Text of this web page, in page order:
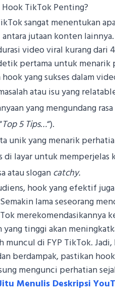
TikTok Penting?
sangat menentukan
jutaan konten lainnya.
video viral kurang dari
pertama untuk menarik
yang sukses dalam
atau isu yang
yang mengundang
Top 5 Tips…“).
unik yang menarik
di layar untuk memperjelas
atau slogancatchy.
hook yang efektif
Semakin lama seseorang
merekomendasikannya
tinggi akan
di FYP TikTok.
berdampak, pastikan
mengunci perhatian
Menulis Deskripsi